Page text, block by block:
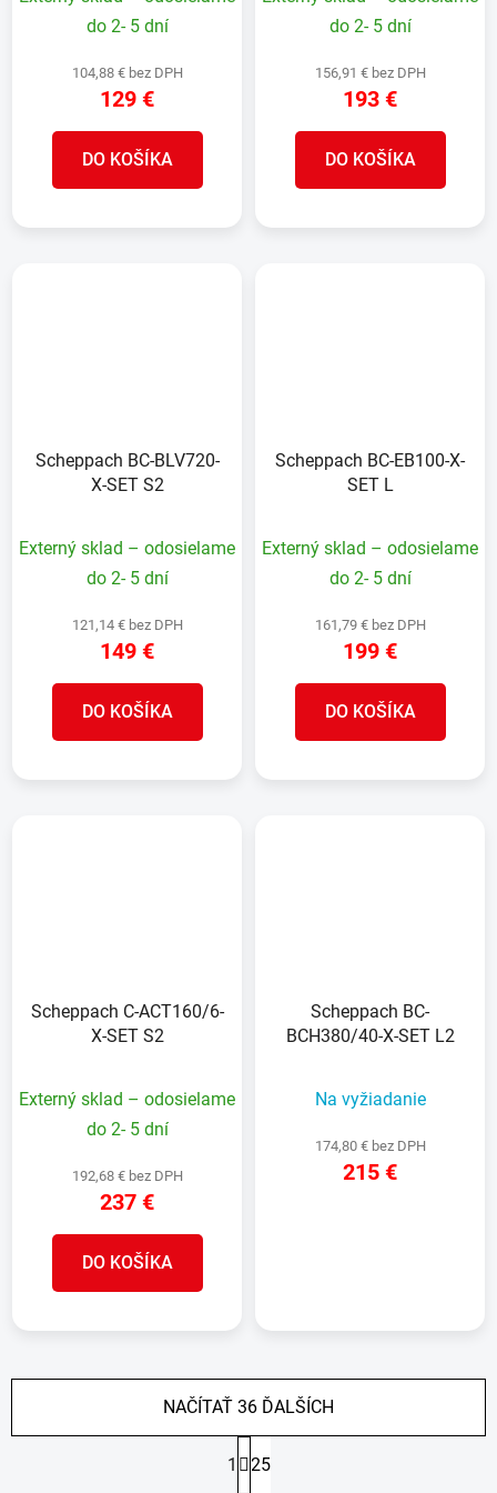
do 2- 5 dní
104,88 € bez DPH
129 €
DO KOŠÍKA
do 2- 5 dní
156,91 € bez DPH
193 €
DO KOŠÍKA
Scheppach BC-BLV720-
X-SET S2
Externý sklad – odosielame
do 2- 5 dní
121,14 € bez DPH
149 €
DO KOŠÍKA
Scheppach BC-EB100-X-
SET L
Externý sklad – odosielame
do 2- 5 dní
161,79 € bez DPH
199 €
DO KOŠÍKA
Scheppach C-ACT160/6-
X-SET S2
Externý sklad – odosielame
do 2- 5 dní
192,68 € bez DPH
237 €
DO KOŠÍKA
Scheppach BC-
BCH380/40-X-SET L2
Na vyžiadanie
174,80 € bez DPH
215 €
NAČÍTAŤ 36 ĎALŠÍCH
t
r
1 25